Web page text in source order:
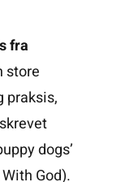
fra
store
praksis,
dogs’
God).